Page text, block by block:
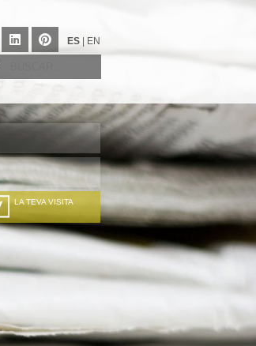
ES EN
LA TEVA VISITA
A TÚA VISITA
ZURE BISITALDIA
DEIN BESUCH